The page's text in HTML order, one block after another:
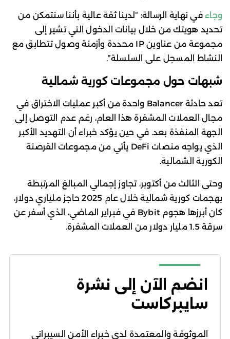
وجاءفي نهاية الرسالة: “لدينا ثقة عالية بأننا سنتمكن من
تحديد هويتك من خلال بيانات الدخول التي تشير إلى
مجموعة من عناوين IP محددة وأزمنة وصول تتطابق مع
النشاط المسجل على السلسلة”.
شبهات حول مجموعات كورية شمالية
تعد حادثة Balancer واحدة من أكبر عمليات الاختراق في
مجال العملات المشفرة هذا العام، رغم عدم التوصل إلى
الجهة المنفذة بعد. في حين يؤكد خبراء أن التهديد الأكبر
الذي يواجه منصات DeFi يأتي من مجموعات القرصنة
الكورية الشمالية.
وحتى الثالث من أكتوبر، تجاوز إجمالي المبالغ المرتبطة
بهجمات كورية شمالية خلال عام 2025 حاجز ملياري دولار،
كان أبرزها هجوم Bybit في فبراير الماضي، الذي أسفر عن
سرقة 1.5 مليار دولار من العملات المشفرة.
انضم الآن إلى نشرة
سايبركاست
الموثوقة والمعتمدة لدى خبراء الأمن السيبراني